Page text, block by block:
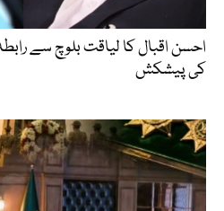
احسن اقبال کا لیاقت بلوچ سے
کی پیشکش